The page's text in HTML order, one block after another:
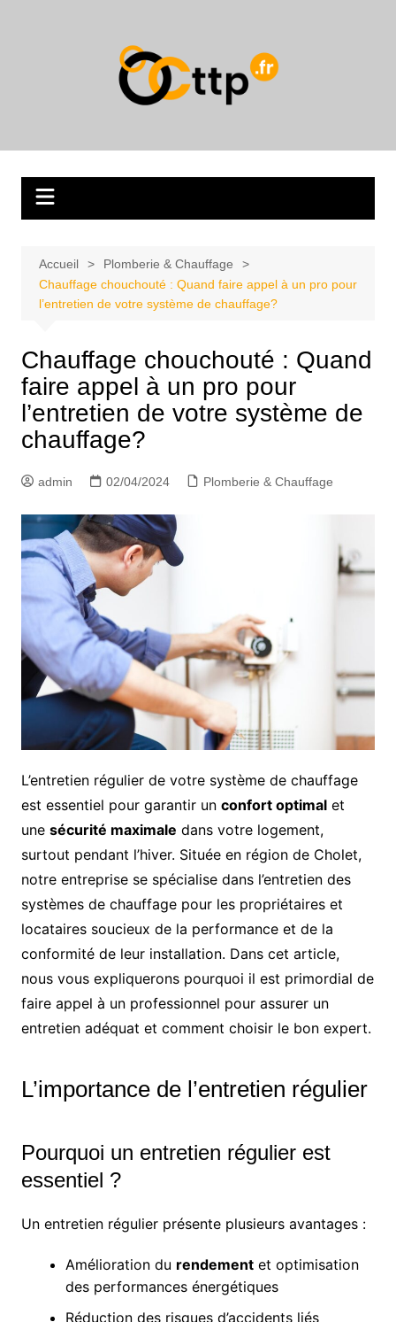
Accueil
Plomberie & Chauffage
Chauffage chouchouté : Quand faire appel à un pro pour
l’entretien de votre système de chauffage?
Chauffage chouchouté : Quand
faire appel à un pro pour
l’entretien de votre système de
chauffage?
admin 02/04/2024 Plomberie & Chauffage
L’entretien régulier de votre système de chauffage
est essentiel pour garantir un confort optimalet
une sécurité maximale dans votre logement,
surtout pendant l’hiver. Située en région de Cholet,
notre entreprise se spécialise dans l’entretien des
systèmes de chauffage pour les propriétaires et
locataires soucieux de la performance et de la
conformité de leur installation. Dans cet article,
nous vous expliquerons pourquoi il est primordial de
faire appel à un professionnel pour assurer un
entretien adéquat et comment choisir le bon expert.
L’importance de l’entretien régulier
Pourquoi un entretien régulier est
essentiel ?
Un entretien régulier présente plusieurs avantages :
Amélioration du rendementet optimisation
des performances énergétiques
Réduction des risques d’accidents liés